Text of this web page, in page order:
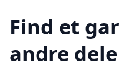
Find et
andre